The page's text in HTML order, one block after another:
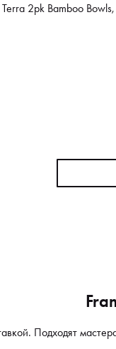
Terra 2pk Bamboo
Подходят